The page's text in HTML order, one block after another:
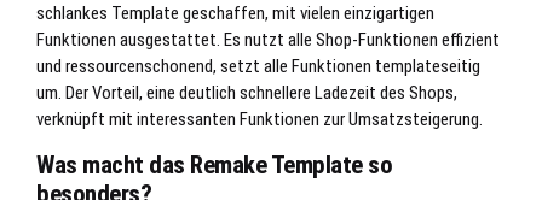
schlankes Template geschaffen, mit vielen einzigartigen
Funktionen ausgestattet. Es nutzt alle Shop-Funktionen effizient
und ressourcenschonend, setzt alle Funktionen templateseitig
um. Der Vorteil, eine deutlich schnellere Ladezeit des Shops,
verknüpft mit interessanten Funktionen zur Umsatzsteigerung.
Was macht das Remake Template so